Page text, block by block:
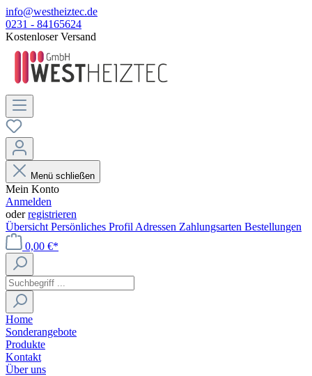
info@westheiztec.de
0231 - 84165624
Kostenloser Versand
Menü schließen
Mein Konto
Anmelden
oderregistrieren
Übersicht Persönliches Profil Adressen Zahlungsarten Bestellungen
0,00 €*
Home
Sonderangebote
Produkte
Kontakt
Über uns